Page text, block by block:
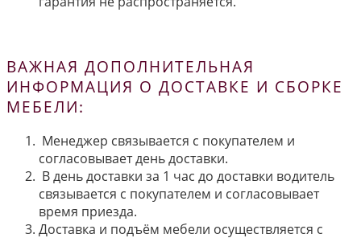
ВАЖНАЯ ДОПОЛНИТЕЛЬНАЯ
ИНФОРМАЦИЯ О ДОСТАВКЕ И СБОРКЕ
МЕБЕЛИ:
Менеджер связывается с покупателем и
согласовывает день доставки.
В день доставки за 1 час до доставки водитель
связывается с покупателем и согласовывает
время приезда.
Доставка и подъём мебели осуществляется с